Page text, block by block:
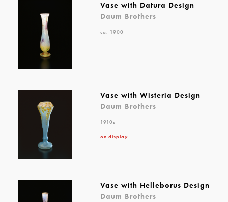
Vase with Datura Design
Daum Brothers
ca. 1900
Vase with Wisteria Design
Daum Brothers
1910s
on display
Vase with Helleborus Design
Daum Brothers